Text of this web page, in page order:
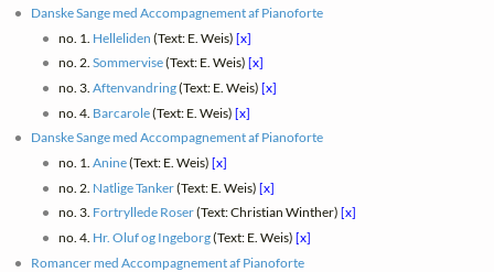
Danske Sange med Accompagnement af Pianoforte
no. 1. Helleliden (Text: E. Weis) [x]
no. 2. Sommervise(Text: E. Weis) [x]
no. 3. Aftenvandring(Text: E. Weis) [x]
no. 4. Barcarole(Text: E. Weis) [x]
Danske Sange med Accompagnement af Pianoforte
no. 1. Anine(Text: E. Weis) [x]
no. 2. Natlige Tanker(Text: E. Weis) [x]
no. 3. Fortryllede Roser(Text: Christian Winther) [x]
no. 4. Hr. Oluf og Ingeborg(Text: E. Weis) [x]
Romancer med Accompagnement af Pianoforte